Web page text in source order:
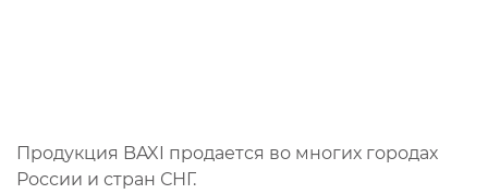
Продукция BAXI продается во многих городах
России и стран СНГ.